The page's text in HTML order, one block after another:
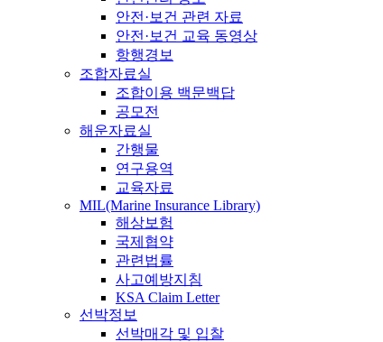
안전·보건 관련 자료
안전·보건 교육 동영상
항행경보
조합자료실
조합이용 백문백답
공모전
해운자료실
간행물
연구용역
교육자료
MIL(Marine Insurance Library)
해상보험
국제협약
관련법률
사고예방지침
KSA Claim Letter
선박정보
선박매각 및 입찰